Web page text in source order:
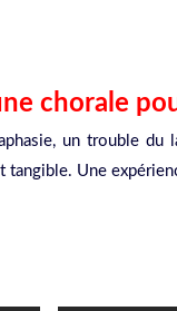
chorale
un trouble
tangible. Une